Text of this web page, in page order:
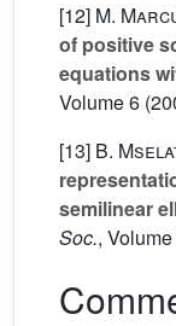
[12] M.
of positive
equations
Volume 6
[13] B.
semilinear
Soc.,